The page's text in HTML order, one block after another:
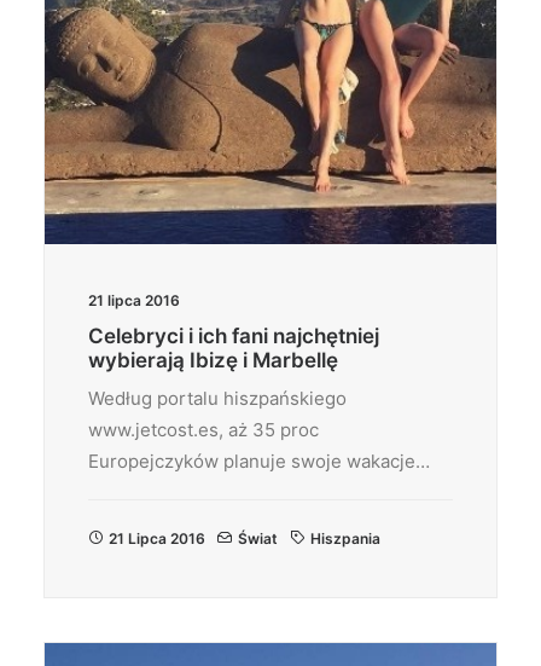
21 lipca 2016
Celebryci i ich fani najchętniej
wybierają Ibizę i Marbellę
Według portalu hiszpańskiego
www.jetcost.es, aż 35 proc
Europejczyków planuje swoje wakacje…
21 Lipca 2016 Świat Hiszpania